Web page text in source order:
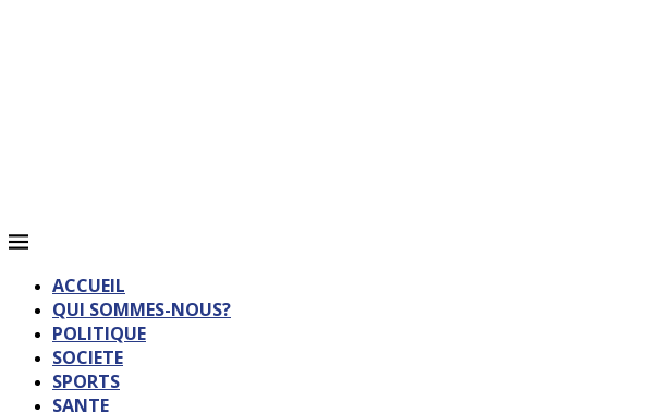
ACCUEIL
QUI SOMMES-NOUS?
POLITIQUE
SOCIETE
SPORTS
SANTE